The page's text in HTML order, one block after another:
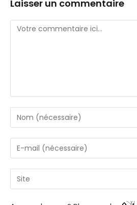
Laisser un commentaire